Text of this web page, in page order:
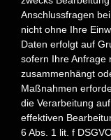
Anschlussfragen
nicht ohne Ihre
Daten erfolgt auf
sofern Ihre Anfrage
zusammenhängt
Maßnahmen
die Verarbeitung
effektiven
6 Abs. 1 lit. f